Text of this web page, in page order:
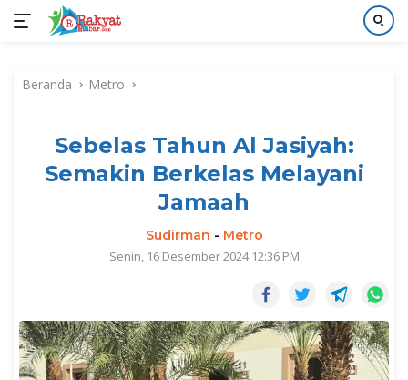
kontenBeranda Metro
Sebelas Tahun Al Jasiyah:
Semakin Berkelas Melayani
Jamaah
Sudirman - Metro
Senin, 16 Desember 2024 12:36 PM